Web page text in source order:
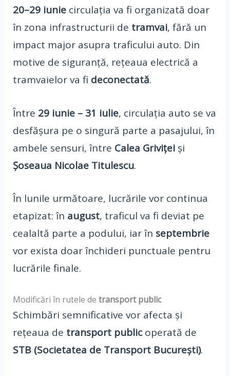
20–29 iuniecirculația va fi organizată doar
în zona infrastructurii de tramvai, fără un
impact major asupra traficului auto. Din
motive de siguranță, rețeaua electrică a
tramvaielor va fi deconectată.
Între 29 iunie – 31 iulie, circulația auto se va
desfășura pe o singură parte a pasajului, în
ambele sensuri, între Calea Grivițeiși
Șoseaua Nicolae Titulescu.
În lunile următoare, lucrările vor continua
etapizat: în august, traficul va fi deviat pe
cealaltă parte a podului, iar în septembrie
vor exista doar închideri punctuale pentru
lucrările finale.
Modificări în rutele de transport public
Schimbări semnificative vor afecta și
rețeaua de transport publicoperată de
STB (Societatea de Transport București).